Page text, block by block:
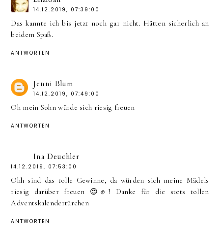
14.12.2019, 07:39:00
Das kannte ich bis jetzt noch gar nicht. Hätten sicherlich an
beidem Spaß.
ANTWORTEN
Jenni Blum
14.12.2019, 07:49:00
Oh mein Sohn würde sich riesig freuen
ANTWORTEN
Ina Deuchler
14.12.2019, 07:53:00
Ohh sind das tolle Gewinne, da würden sich meine Mädels
riesig darüber freuen 😍✊! Danke für die stets tollen
Adventskalendertürchen
ANTWORTEN